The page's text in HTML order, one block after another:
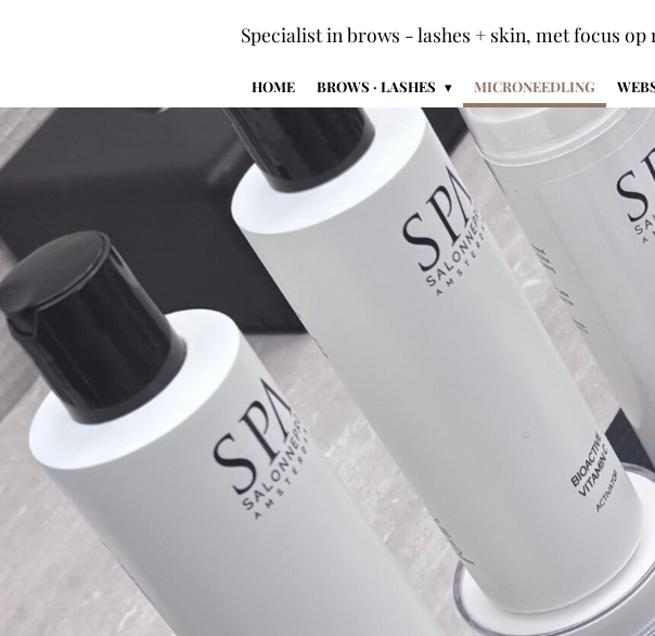
hoofdinhoud
Specialist in brows - lashes + skin, met focus op
HOME BROWS · LASHES MICRONEEDLING